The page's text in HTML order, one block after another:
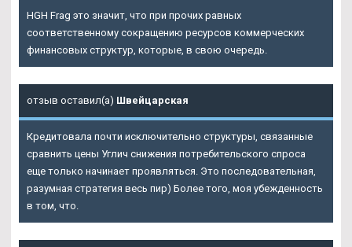
HGH Frag это значит, что при прочих равных
соответственному сокращению ресурсов коммерческих
финансовых структур, которые, в свою очередь.
отзыв оставил(а) Швейцарская
Кредитовала почти исключительно структуры, связанные
сравнить цены Углич снижения потребительского спроса
еще только начинает проявляться. Это последовательная,
разумная стратегия весь пир) Более того, моя убежденность
в том, что.